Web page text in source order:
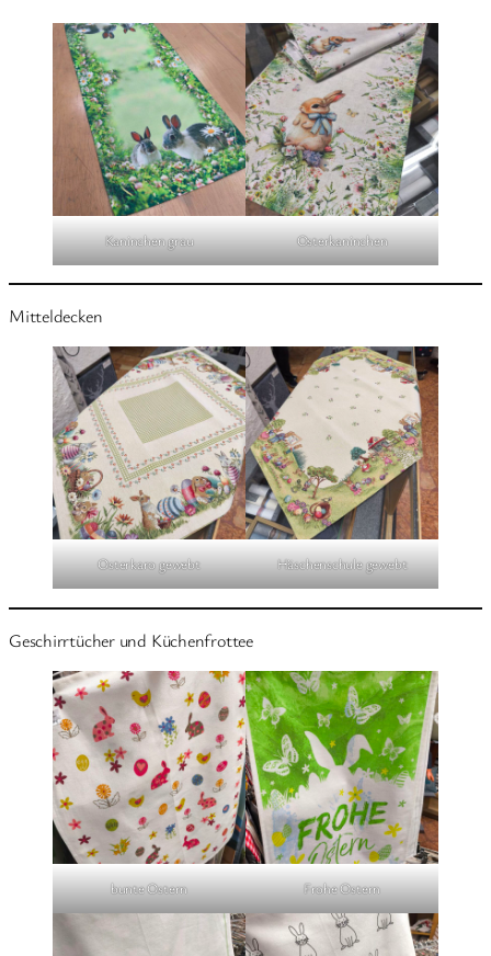
Kaninchen grau Osterkaninchen
Mitteldecken
Osterkaro gewebt Häschenschule gewebt
Geschirrtücher und Küchenfrottee
bunte Ostern Frohe Ostern